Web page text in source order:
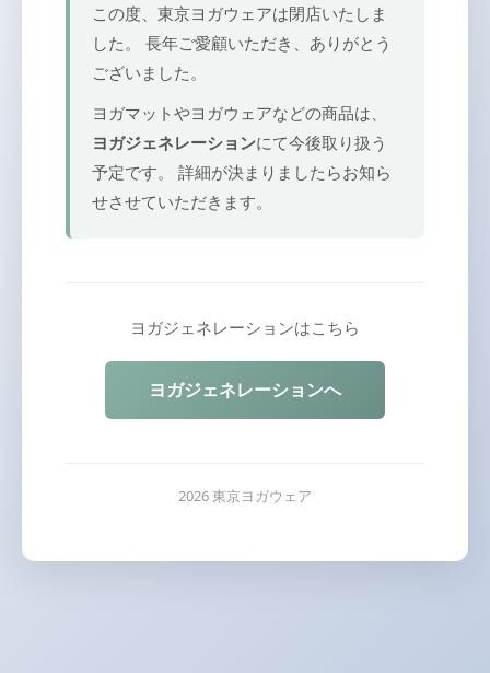
この度、東京ヨガウェアは閉店いたしま
した。 長年ご愛顧いただき、ありがとう
ございました。
ヨガマットやヨガウェアなどの商品は、
ヨガジェネレーションにて今後取り扱う
予定です。 詳細が決まりましたらお知ら
せさせていただきます。
ヨガジェネレーションはこちら
ヨガジェネレーションへ
2026 東京ヨガウェア